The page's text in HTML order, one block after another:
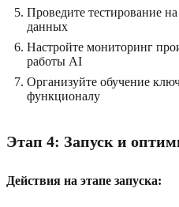
Проведите тестирование
данных
Настройте мониторинг
работы AI
Организуйте обучение
функционалу
Этап 4: Запуск и
Действия на этапе запуска: